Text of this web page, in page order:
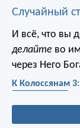
Случайный
И всё, что вы
делайте во
через Него
К Колоссянам